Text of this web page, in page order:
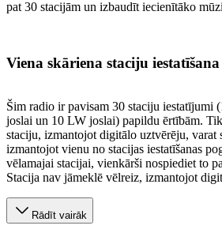
pat 30 stacijām un izbaudīt iecienītāko
Viena skāriena staciju
Šim radio ir pavisam 30 staciju iestatījumi
joslai un 10 LW joslai) papildu ērtībām.
staciju, izmantojot digitālo uztvērēju, varat
izmantojot vienu no stacijas iestatīšanas
vēlamajai stacijai, vienkārši nospiediet to
Stacija nav jāmeklē vēlreiz, izmantojot
Rādīt vairāk